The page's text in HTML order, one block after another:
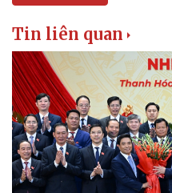
Tin liên quan